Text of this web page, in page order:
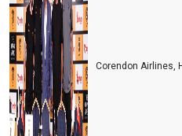
Corendon Airlines,